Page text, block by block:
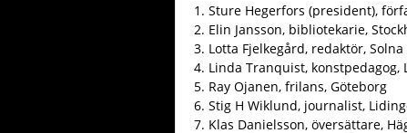
1. Sture Hegerfors (president),
2. Elin Jansson, bibliotekarie,
3. Lotta Fjelkegård, redaktör, Solna
4. Linda Tranquist, konstpedagog,
5. Ray Ojanen, frilans, Göteborg
6. Stig H Wiklund, journalist,
7. Klas Danielsson, översättare,